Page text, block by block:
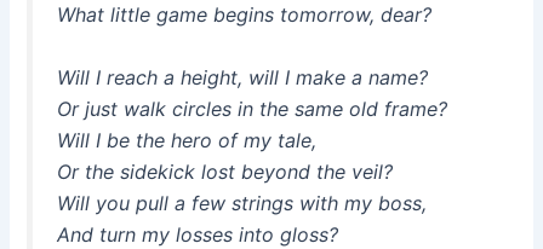
What little game begins tomorrow, dear?
Will I reach a height, will I make a name?
Or just walk circles in the same old frame?
Will I be the hero of my tale,
Or the sidekick lost beyond the veil?
Will you pull a few strings with my boss,
And turn my losses into gloss?